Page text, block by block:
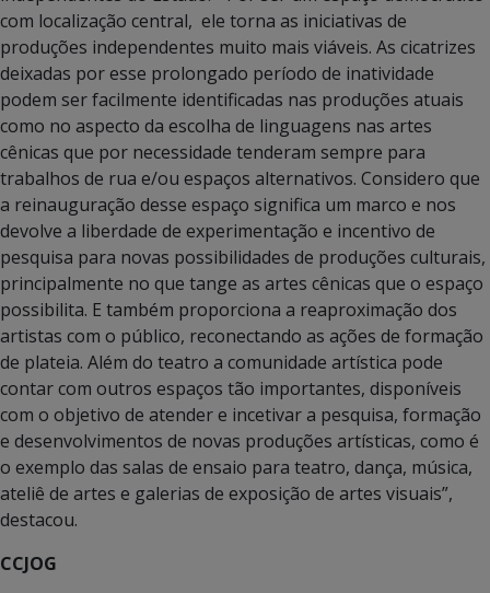
com localização central, ele torna as iniciativas de
produções independentes muito mais viáveis. As cicatrizes
deixadas por esse prolongado período de inatividade
podem ser facilmente identificadas nas produções atuais
como no aspecto da escolha de linguagens nas artes
cênicas que por necessidade tenderam sempre para
trabalhos de rua e/ou espaços alternativos. Considero que
a reinauguração desse espaço significa um marco e nos
devolve a liberdade de experimentação e incentivo de
pesquisa para novas possibilidades de produções culturais,
principalmente no que tange as artes cênicas que o espaço
possibilita. E também proporciona a reaproximação dos
artistas com o público, reconectando as ações de formação
de plateia. Além do teatro a comunidade artística pode
contar com outros espaços tão importantes, disponíveis
com o objetivo de atender e incetivar a pesquisa, formação
e desenvolvimentos de novas produções artísticas, como é
o exemplo das salas de ensaio para teatro, dança, música,
ateliê de artes e galerias de exposição de artes visuais”,
destacou.
CCJOG